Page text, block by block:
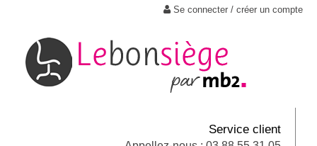
Se connecter / créer un compte
Service client